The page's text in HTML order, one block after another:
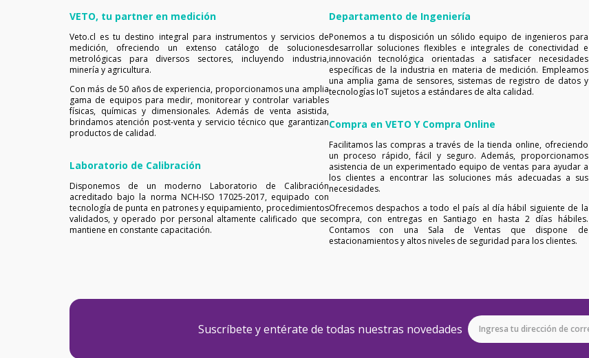
VETO, tu partner en medición
Veto.cl es tu destino integral para instrumentos y servicios de
medición, ofreciendo un extenso catálogo de soluciones
metrológicas para diversos sectores, incluyendo industria,
minería y agricultura.
Con más de 50 años de experiencia, proporcionamos una amplia
gama de equipos para medir, monitorear y controlar variables
físicas, químicas y dimensionales. Además de venta asistida,
brindamos atención post-venta y servicio técnico que garantizan
productos de calidad.
Laboratorio de Calibración
Disponemos de un moderno Laboratorio de Calibración
acreditado bajo la norma NCH-ISO 17025-2017, equipado con
tecnología de punta en patrones y equipamiento, procedimientos
validados, y operado por personal altamente calificado que se
mantiene en constante capacitación.
Departamento de Ingeniería
Ponemos a tu disposición un sólido equipo de ingenieros para
desarrollar soluciones flexibles e integrales de conectividad e
innovación tecnológica orientadas a satisfacer necesidades
específicas de la industria en materia de medición. Empleamos
una amplia gama de sensores, sistemas de registro de datos y
tecnologías IoT sujetos a estándares de alta calidad.
Compra en VETO Y Compra Online
Facilitamos las compras a través de la tienda online, ofreciendo
un proceso rápido, fácil y seguro. Además, proporcionamos
asistencia de un experimentado equipo de ventas para ayudar a
los clientes a encontrar las soluciones más adecuadas a sus
necesidades.
Ofrecemos despachos a todo el país al día hábil siguiente de la
compra, con entregas en Santiago en hasta 2 días hábiles.
Contamos con una Sala de Ventas que dispone de
estacionamientos y altos niveles de seguridad para los clientes.
Suscríbete y entérate de todas nuestras novedades